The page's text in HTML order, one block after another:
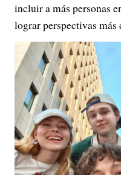
incluir a más personas
lograr perspectivas más